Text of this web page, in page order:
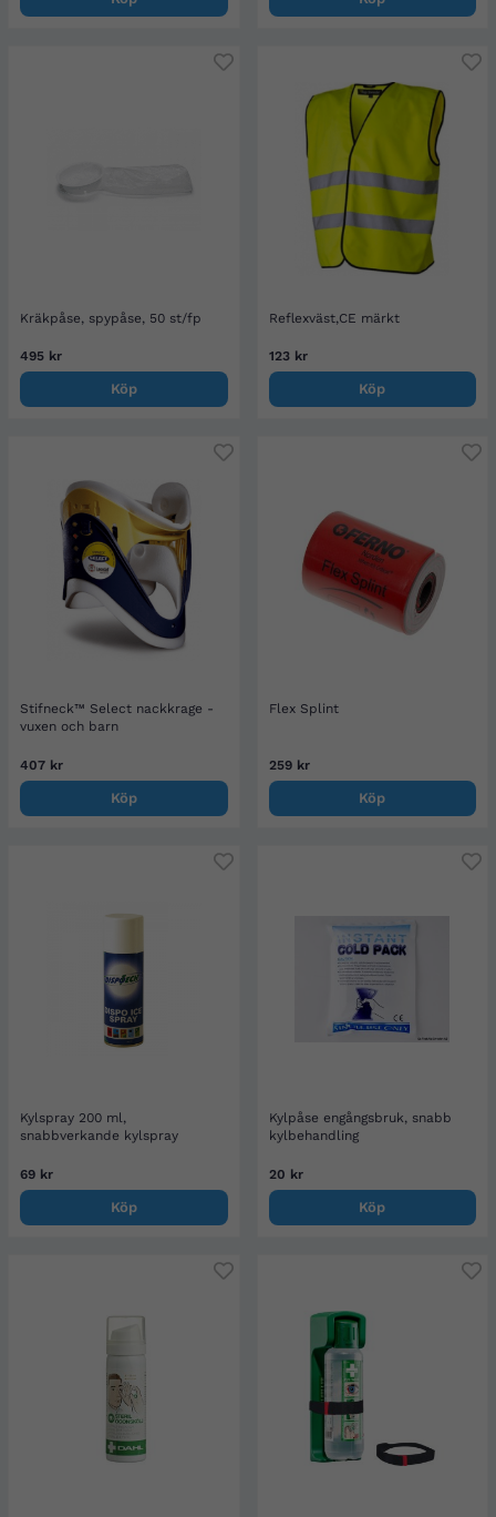
Kräkpåse, spypåse, 50 st/fp
495 kr
Köp
Reflexväst,CE märkt
123 kr
Köp
Stifneck™ Select nackkrage -
vuxen och barn
407 kr
Köp
Flex Splint
259 kr
Köp
Kylspray 200 ml,
snabbverkande kylspray
69 kr
Köp
Kylpåse engångsbruk, snabb
kylbehandling
20 kr
Köp